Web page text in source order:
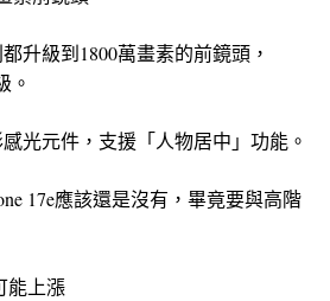
升級到1800萬畫素的前鏡頭，
。
光元件，支援「人物居中」功能。
17e應該還是沒有，畢竟要與高階
能上漲